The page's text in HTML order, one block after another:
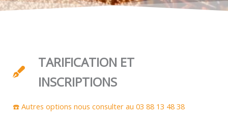
TARIFICATION ET
INSCRIPTIONS
☎️ Autres options nous consulter au 03 88 13 48 38